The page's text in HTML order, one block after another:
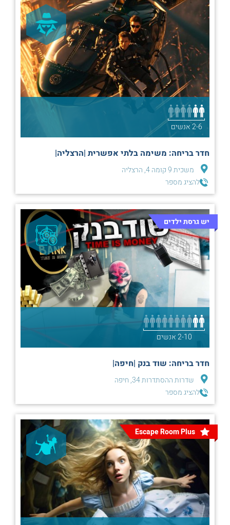
2-6 אנשים
חדר בריחה: משימה בלתי אפשרית |הרצליה|
משכית 9 קומה 4, הרצליה
להציג מספר
יש גרסת ילדים
2-10 אנשים
חדר בריחה: שוד בנק |חיפה|
שדרות ההסתדרות 34, חיפה
להציג מספר
Escape Room Plus